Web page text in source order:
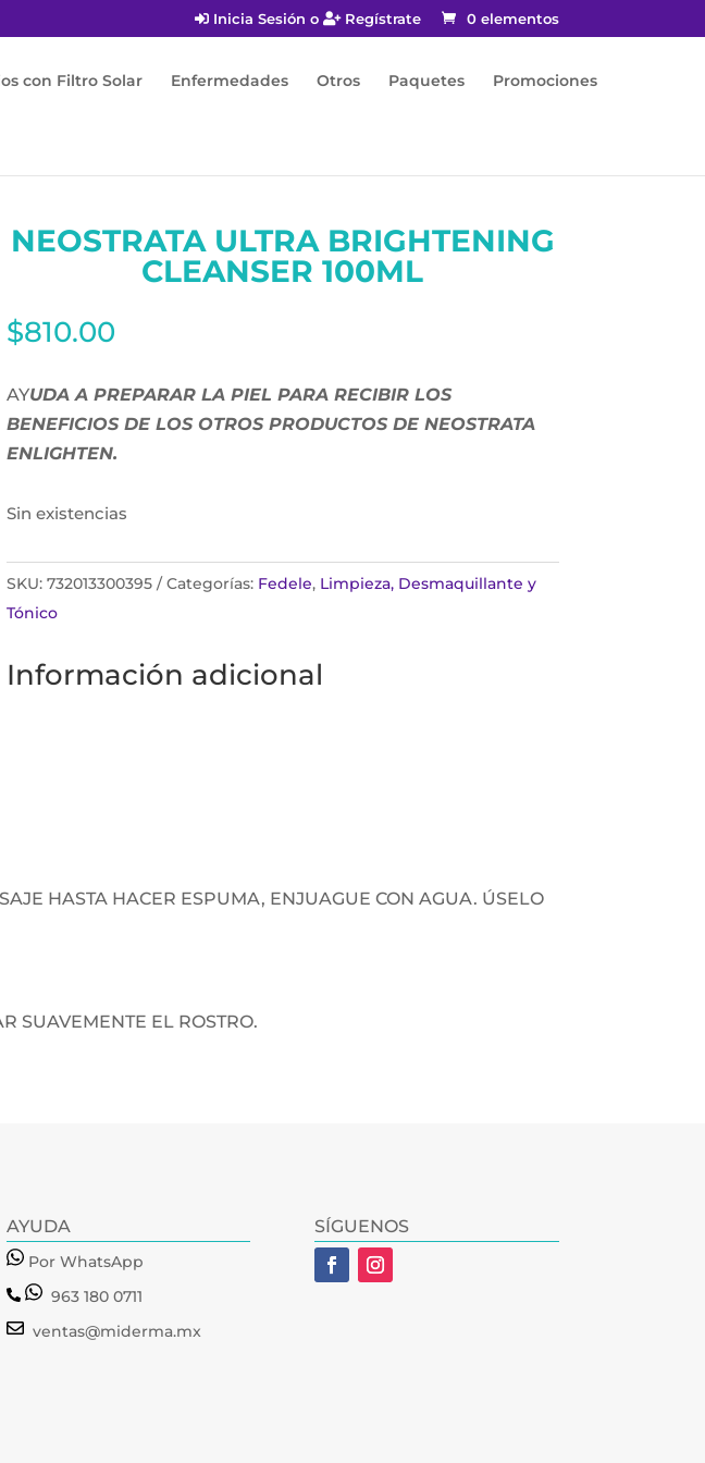
Inicia Sesión o Regístrate 0 elementos
con Filtro Solar Enfermedades Otros Paquetes Promociones
NEOSTRATA ULTRA BRIGHTENING
CLEANSER 100ML
$810.00
AYUDA A PREPARAR LA PIEL PARA RECIBIR LOS
BENEFICIOS DE LOS OTROS PRODUCTOS DE NEOSTRATA
ENLIGHTEN.
Sin existencias
SKU: 732013300395 Categorías: Fedele, Limpieza, Desmaquillante y
Tónico
Información adicional
HASTA HACER ESPUMA, ENJUAGUE CON AGUA. ÚSELO
SUAVEMENTE EL ROSTRO.
AYUDA
Por WhatsApp
963 180 0711
ventas@miderma.mx
SÍGUENOS